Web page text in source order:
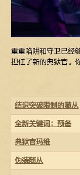
重重陷阱和守卫已经
担任了新的典狱官。
结识突破限制的随从
全新关键词：预备
典狱官玛维
伪装随从